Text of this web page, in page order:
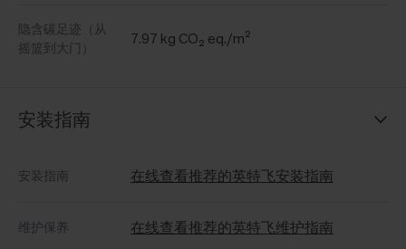
隐含碳足迹（从
摇篮到大门）
7.97 kg CO₂ eq./m²
安装指南
安装指南 在线查看推荐的英特飞安装指南
维护保养 在线查看推荐的英特飞维护指南